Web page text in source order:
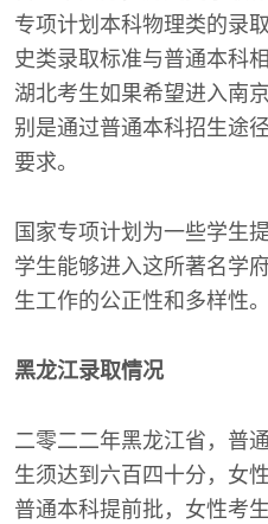
专项计划本科物理类的录
史类录取标准与普通本科
湖北考生如果希望进入南
别是通过普通本科招生途
要求。
国家专项计划为一些学生
学生能够进入这所著名学
生工作的公正性和多样性。
黑龙江录取情况
二零二二年黑龙江省，普
生须达到六百四十分，女
普通本科提前批，女性考